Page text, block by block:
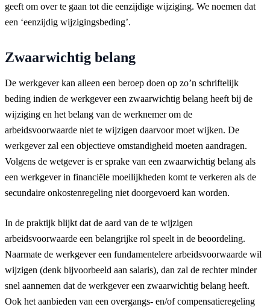
geeft om over te gaan tot die eenzijdige wijziging. We noemen dat
een ‘eenzijdig wijzigingsbeding’.
Zwaarwichtig belang
De werkgever kan alleen een beroep doen op zo’n schriftelijk
beding indien de werkgever een zwaarwichtig belang heeft bij de
wijziging en het belang van de werknemer om de
arbeidsvoorwaarde niet te wijzigen daarvoor moet wijken. De
werkgever zal een objectieve omstandigheid moeten aandragen.
Volgens de wetgever is er sprake van een zwaarwichtig belang als
een werkgever in financiële moeilijkheden komt te verkeren als de
secundaire onkostenregeling niet doorgevoerd kan worden.
In de praktijk blijkt dat de aard van de te wijzigen
arbeidsvoorwaarde een belangrijke rol speelt in de beoordeling.
Naarmate de werkgever een fundamentelere arbeidsvoorwaarde wil
wijzigen (denk bijvoorbeeld aan salaris), dan zal de rechter minder
snel aannemen dat de werkgever een zwaarwichtig belang heeft.
Ook het aanbieden van een overgangs- en/of compensatieregeling